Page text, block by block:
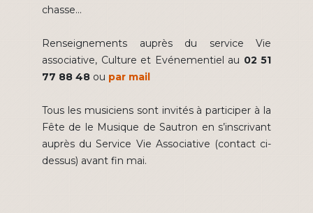
chasse...
Renseignements auprès du service Vie
associative, Culture et Evénementiel au 02 51
77 88 48 ou par mail
Tous les musiciens sont invités à participer à la
Fête de le Musique de Sautron en s’inscrivant
auprès du Service Vie Associative (contact ci-
dessus) avant fin mai.